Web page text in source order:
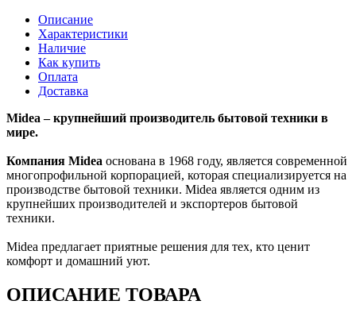
Описание
Характеристики
Наличие
Как купить
Оплата
Доставка
Midea – крупнейший производитель бытовой техники в
мире.
Компания Midea основана в 1968 году, является современной
многопрофильной корпорацией, которая специализируется на
производстве бытовой техники. Midea является одним из
крупнейших производителей и экспортеров бытовой
техники.
Midea предлагает приятные решения для тех, кто ценит
комфорт и домашний уют.
ОПИСАНИЕ ТОВАРА